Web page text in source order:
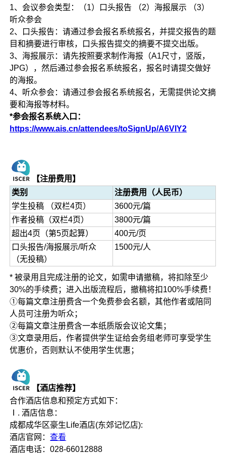
1、会议参会类型：（1）口头报告 （2）海报展示 （3）
听众参会
2、口头报告：请通过参会报名系统报名，并提交报告的题
目和摘要进行审核，口头报告提交的摘要不提交出版。
3、海报展示：请先按照要求制作海报（A1尺寸，竖版，
JPG），然后通过参会报名系统报名，报名时请提交做好
的海报。
4、听众参会：请通过参会报名系统报名，无需提供论文摘
要和海报等材料。
*参会报名系统入口：
https://www.ais.cn/attendees/toSignUp/A6VIY2
【注册费用】
类别
注册费用（人民币）
学生投稿 （双栏4页）
3600元/篇
作者投稿（双栏4页）
3800元/篇
超出4页（第5页起算）
400元/页
口头报告/海报展示/听众
（无投稿）
1500元/人
* 被录用且完成注册的论文，如需申请撤稿，将扣除至少
30%的手续费；进入出版流程后，撤稿将扣100%手续费！
①每篇文章注册费含一个免费参会名额，其他作者或陪同
人员可注册为听众；
②每篇文章注册费含一本纸质版会议论文集；
③文章录用后，作者提供学生证给会务组老师可享受学生
优惠价，否则默认不使用学生优惠；
【酒店推荐】
合作酒店信息和预定方式如下：
Ⅰ. 酒店信息：
成都成华区豪生Life酒店(东郊记忆店):
酒店官网：查看
酒店电话：028-66012888